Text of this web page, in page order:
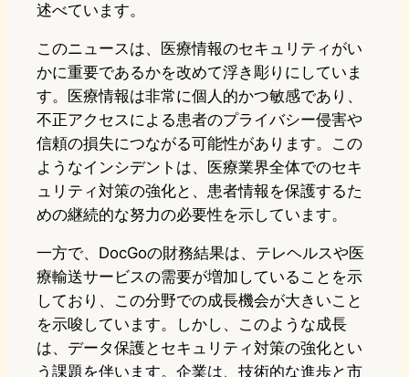
述べています。
このニュースは、医療情報のセキュリティがい
かに重要であるかを改めて浮き彫りにしていま
す。医療情報は非常に個人的かつ敏感であり、
不正アクセスによる患者のプライバシー侵害や
信頼の損失につながる可能性があります。この
ようなインシデントは、医療業界全体でのセキ
ュリティ対策の強化と、患者情報を保護するた
めの継続的な努力の必要性を示しています。
一方で、DocGoの財務結果は、テレヘルスや医
療輸送サービスの需要が増加していることを示
しており、この分野での成長機会が大きいこと
を示唆しています。しかし、このような成長
は、データ保護とセキュリティ対策の強化とい
う課題を伴います。企業は、技術的な進歩と市